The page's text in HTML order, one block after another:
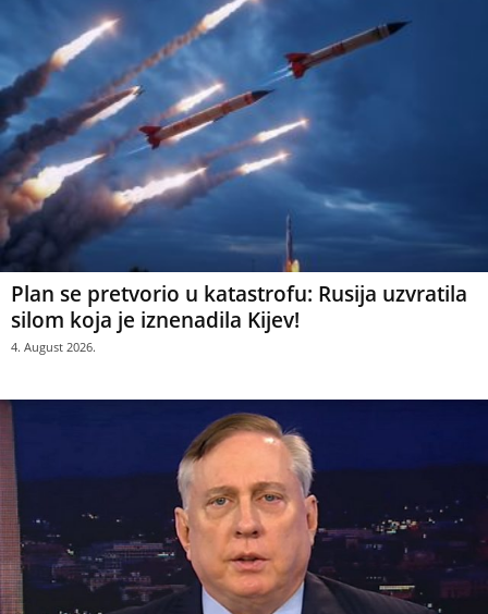
Plan se pretvorio u katastrofu: Rusija uzvratila
silom koja je iznenadila Kijev!
4. August 2026.